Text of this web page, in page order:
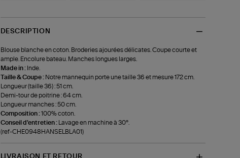
DESCRIPTION
Blouse blanche en coton. Broderies ajourées délicates. Coupe courte et
ample. Encolure bateau. Manches longues larges.
Made in : Inde.
Taille & Coupe : Notre mannequin porte une taille 36 et mesure 172 cm.
Longueur (taille 36) : 51 cm.
Demi-tour de poitrine : 64 cm.
Longueur manches : 50 cm.
Composition :100% coton.
Conseil d'entretien :
Lavage en machine à 30°.
(ref-CHE0948HANSELBLA01)